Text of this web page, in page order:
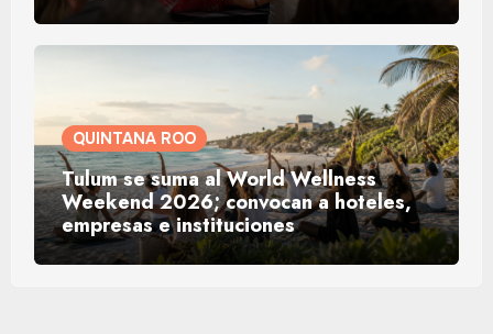
QUINTANA ROO
Tulum se suma al World Wellness
Weekend 2026; convocan a hoteles,
empresas e instituciones